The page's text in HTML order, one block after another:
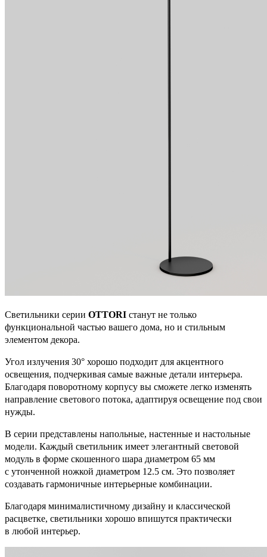
Светильники серии OTTORI станут не только
функциональной частью вашего дома, но и стильным
элементом декора.
Угол излучения 30° хорошо подходит для акцентного
освещения, подчеркивая самые важные детали интерьера.
Благодаря поворотному корпусу вы сможете легко изменять
направление светового потока, адаптируя освещение под свои
нужды.
В серии представлены напольные, настенные и настольные
модели. Каждый светильник имеет элегантный световой
модуль в форме скошенного шара диаметром 65 мм
с утонченной ножкой диаметром 12.5 cм. Это позволяет
создавать гармоничные интерьерные комбинации.
Благодаря минималистичному дизайну и классической
расцветке, светильники хорошо впишутся практически
в любой интерьер.